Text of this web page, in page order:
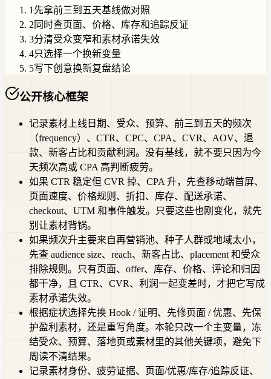
1 先拿前三到五天基线做对照
2 同时查页面、价格、库存和追踪反证
3分清受众变窄和素材承诺失效
4只选择一个换新变量
5写下创意换新复盘结论
公开核心框架
记录素材上线日期、受众、预算、前三到五天的频次
（frequency）、CTR、CPC、CPA、CVR、AOV、退
款、新客占比和贡献利润。没有基线，就不要只因为今
天频次高或 CPA 高判断疲劳。
如果 CTR 稳定但 CVR 掉、CPA 升，先查移动端首屏、
页面速度、价格规则、折扣、库存、配送承诺、
checkout、UTM 和事件触发。只要这些也刚变化，就先
别让素材背锅。
如果频次升主要来自再营销池、种子人群或地域太小，
先查 audience size、reach、新客占比、placement 和受众
排除规则。只有页面、offer、库存、价格、评论和归因
都干净，且 CTR、CVR、利润一起变差时，才把它写成
素材承诺失效。
根据症状选择先换 Hook / 证明、先修页面 / 优惠、先保
护盈利素材，还是重写角度。本轮只改一个主变量，冻
结受众、预算、落地页或素材里的其他关键项，避免下
周读不清结果。
记录素材身份、疲劳证据、页面/优惠/库存/追踪反证、